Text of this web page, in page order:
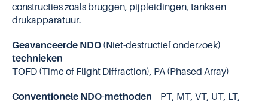
constructies zoals bruggen, pijpleidingen, tanks en
drukapparatuur.
Geavanceerde NDO (Niet-destructief onderzoek)
technieken
TOFD (Time of Flight Diffraction), PA (Phased Array)
Conventionele NDO-methoden – PT, MT, VT, UT, LT,